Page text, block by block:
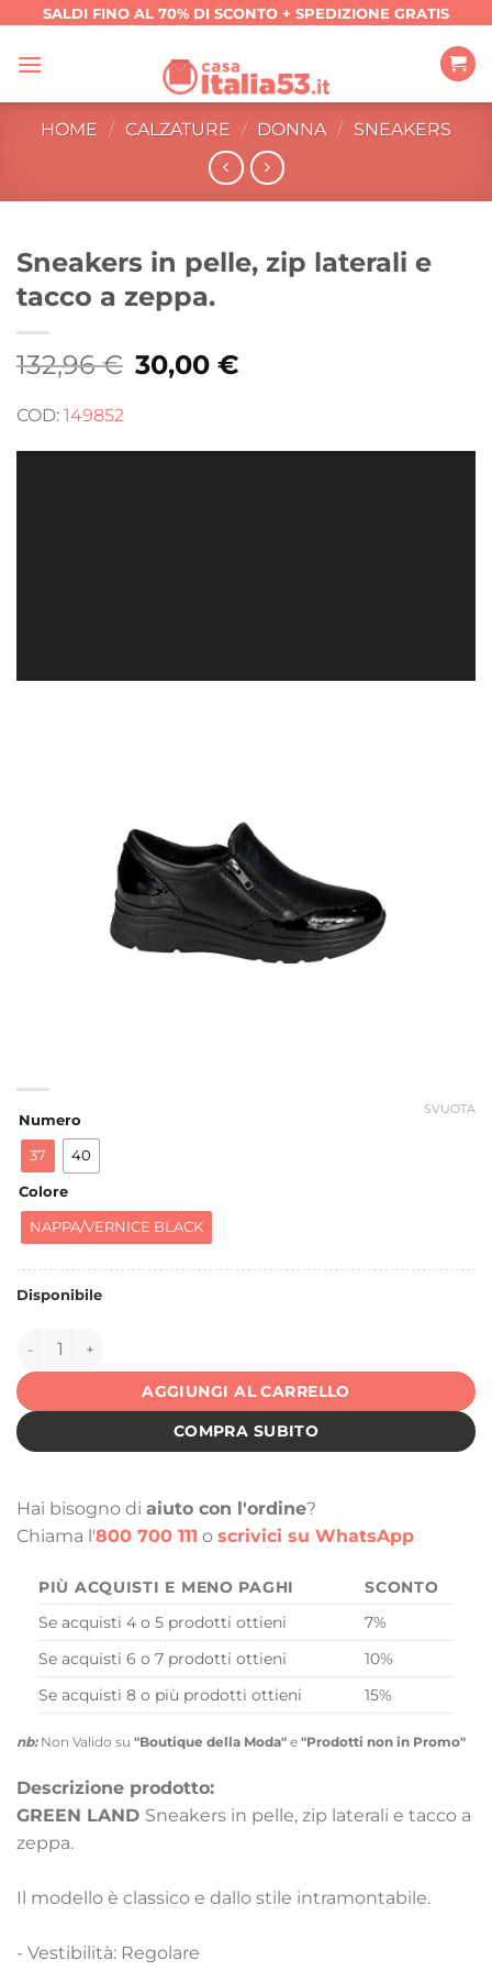
contenuti
SALDI FINO AL 70% DI SCONTO + SPEDIZIONE GRATIS
HOME / CALZATURE / DONNA / SNEAKERS
Sneakers in pelle, zip laterali e
tacco a zeppa.
132,96€ Il
prezzo
30,00€Il
prezzo
COD: 149852
Numero
37 40
Colore
NAPPA/VERNICE BLACK
SVUOTA
Disponibile
149852 quantità
AGGIUNGI AL CARRELLO
COMPRA SUBITO
Hai bisogno di aiuto con l'ordine?
Chiama l'800 700 111 o scrivici su WhatsApp
PIÙ ACQUISTI E MENO PAGHI
SCONTO
Se acquisti 4 o 5 prodotti ottieni
7%
Se acquisti 6 o 7 prodotti ottieni
10%
Se acquisti 8 o più prodotti ottieni
15%
nb:Non Valido su "Boutique della Moda" e "Prodotti non in Promo"
Descrizione prodotto:
GREEN LAND Sneakers in pelle, zip laterali e tacco a
zeppa.
Il modello è classico e dallo stile intramontabile.
- Vestibilità: Regolare